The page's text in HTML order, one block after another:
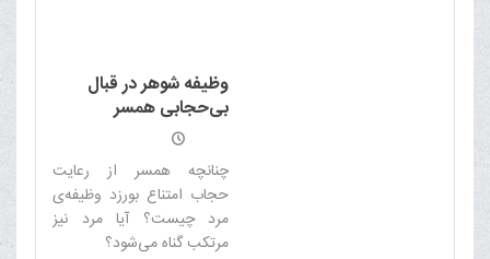
وظیفه شوهر در قبال
بی‌حجابی همسر
چنانچه همسر از رعایت
حجاب امتناع بورزد وظیفه‌ی
مرد چیست؟ آیا مرد نیز
مرتکب گناه می‌شود؟